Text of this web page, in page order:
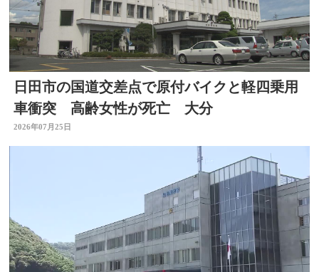
日田市の国道交差点で原付バイクと軽四乗用
車衝突 高齢女性が死亡 大分
2026年07月25日